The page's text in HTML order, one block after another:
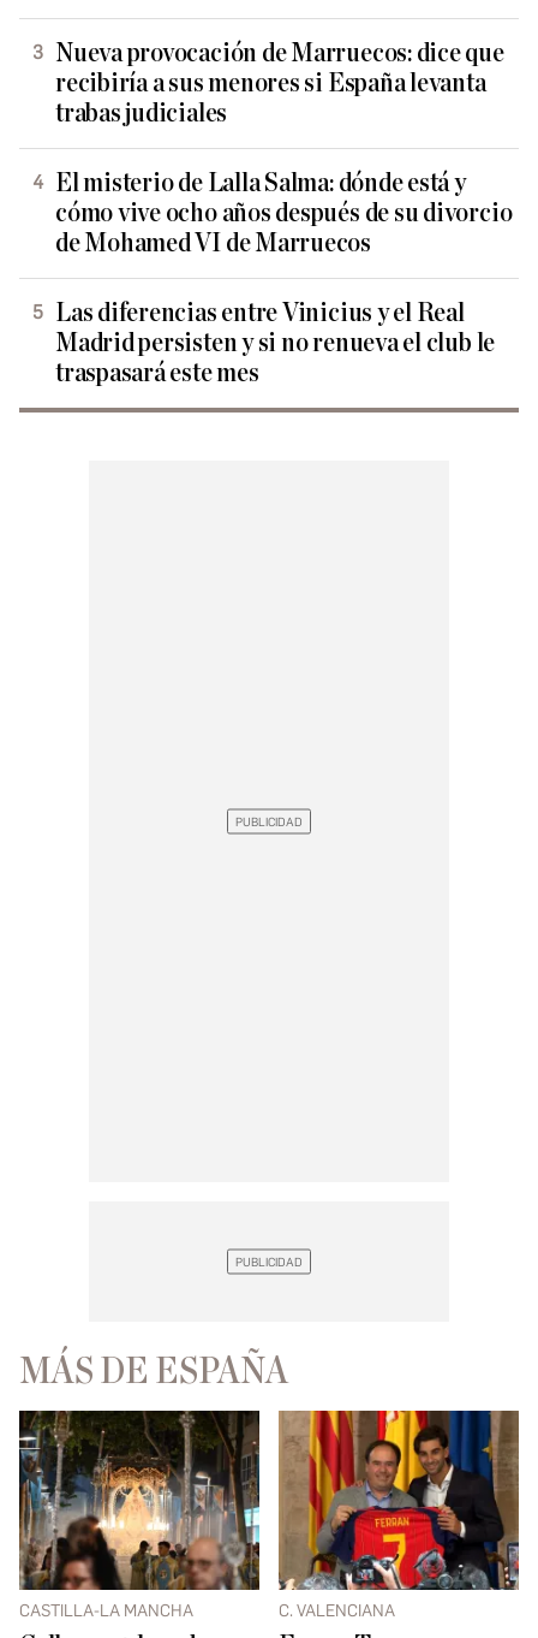
Nueva provocación de Marruecos: dice que
recibiría a sus menores si España levanta
trabas judiciales
El misterio de Lalla Salma: dónde está y
cómo vive ocho años después de su divorcio
de Mohamed VI de Marruecos
Las diferencias entre Vinicius y el Real
Madrid persisten y si no renueva el club le
traspasará este mes
MÁS DE ESPAÑA
CASTILLA-LA MANCHA C. VALENCIANA